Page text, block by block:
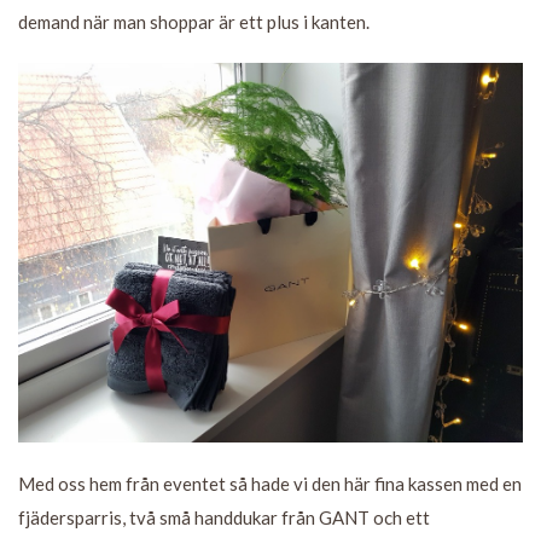
demand när man shoppar är ett plus i kanten.
Med oss hem från eventet så hade vi den här fina kassen med en
fjädersparris, två små handdukar från GANT och ett